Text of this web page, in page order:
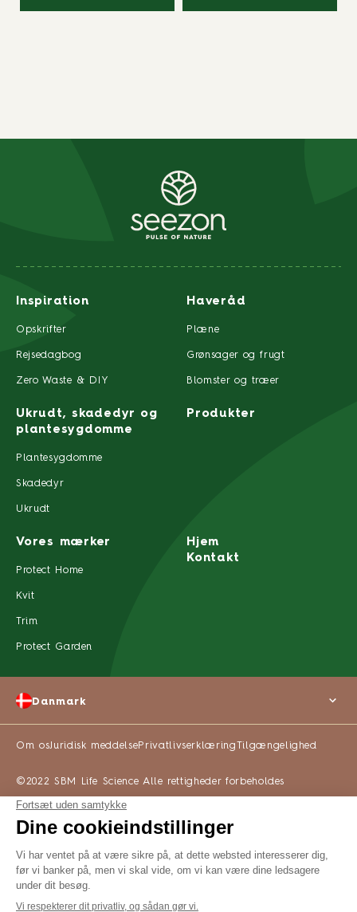
KØB ONLINE
Inspiration
Opskrifter
Rejsedagbog
Zero Waste & DIY
Haveråd
Plæne
Grønsager og frugt
Blomster og træer
Ukrudt, skadedyr og
plantesygdomme
Plantesygdomme
Skadedyr
Ukrudt
Produkter
Vores mærker
Protect Home
Kvit
Trim
Protect Garden
Hjem
Kontakt
Om osJuridisk meddelsePrivatlivserklæringTilgængelighed
©2022 SBM Life Science Alle rettigheder forbeholdes
Danmark